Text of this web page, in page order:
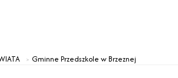
Gminne Przedszkole w Brzeznej